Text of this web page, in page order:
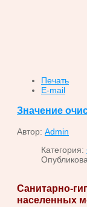
Печать
E-mail
Значение
Автор: Admin
Категория:
Санитарно-
населенных